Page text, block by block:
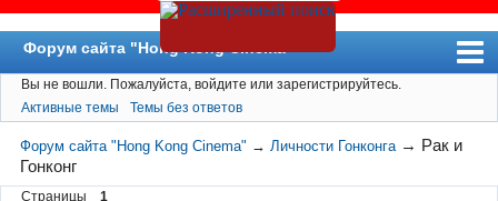
Форум сайта "Hong Kong Cinema"
Форум
Новости
Пользователи
Поиск
Вы не вошли. Пожалуйста, войдите или зарегистрируйтесь.
Активные темы
Темы без ответов
Форум сайта "Hong Kong Cinema" →Личности Гонконга → Рак и
Гонконг
Страницы
1